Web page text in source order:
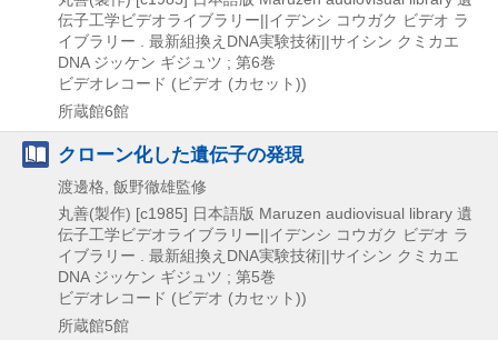
伝子工学ビデオライブラリー||イデンシ コウガク ビデオ ラ
イブラリー . 最新組換えDNA実験技術||サイシン クミカエ
DNA ジッケン ギジュツ ; 第6巻
ビデオレコード (ビデオ (カセット))
所蔵館6館
クローン化した遺伝子の発現
渡邊格, 飯野徹雄監修
丸善(製作) [c1985] 日本語版 Maruzen audiovisual library 遺
伝子工学ビデオライブラリー||イデンシ コウガク ビデオ ラ
イブラリー . 最新組換えDNA実験技術||サイシン クミカエ
DNA ジッケン ギジュツ ; 第5巻
ビデオレコード (ビデオ (カセット))
所蔵館5館